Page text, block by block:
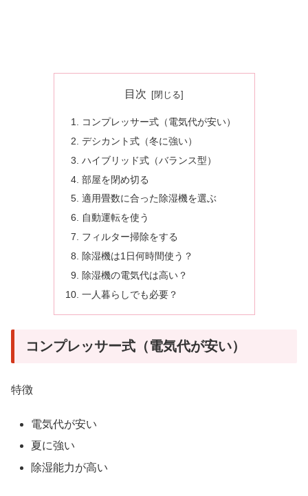
目次
コンプレッサー式（電気代が安い）
デシカント式（冬に強い）
ハイブリッド式（バランス型）
部屋を閉め切る
適用畳数に合った除湿機を選ぶ
自動運転を使う
フィルター掃除をする
除湿機は1日何時間使う？
除湿機の電気代は高い？
一人暮らしでも必要？
コンプレッサー式（電気代が安い）
特徴
電気代が安い
夏に強い
除湿能力が高い